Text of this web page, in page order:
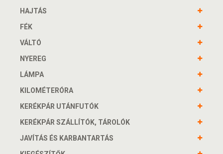
HAJTÁS
FÉK
VÁLTÓ
NYEREG
LÁMPA
KILOMÉTERÓRA
KERÉKPÁR UTÁNFUTÓK
KERÉKPÁR SZÁLLÍTÓK, TÁROLÓK
JAVÍTÁS ÉS KARBANTARTÁS